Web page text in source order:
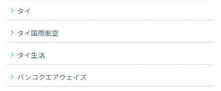
タイ
タイ国際航空
タイ生活
バンコクエアウェイズ